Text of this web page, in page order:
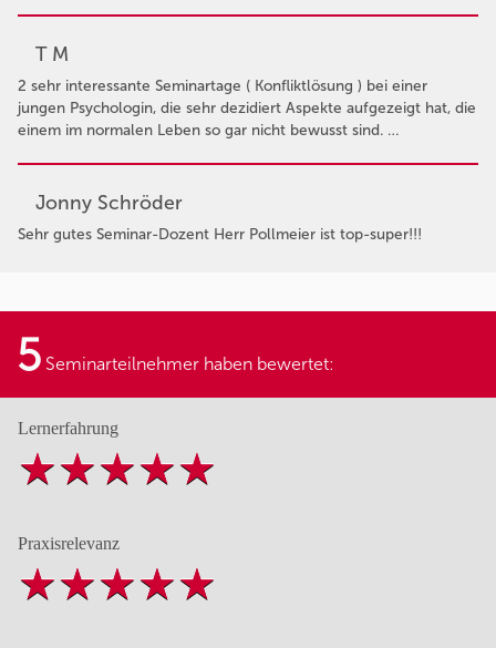
T M
2 sehr interessante Seminartage ( Konfliktlösung ) bei einer
jungen Psychologin, die sehr dezidiert Aspekte aufgezeigt hat, die
einem im normalen Leben so gar nicht bewusst sind. …
Jonny Schröder
Sehr gutes Seminar-Dozent Herr Pollmeier ist top-super!!!
5 Seminarteilnehmer haben bewertet:
Lernerfahrung
Praxisrelevanz